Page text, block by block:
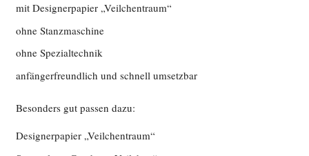
mit Designerpapier „Veilchentraum“
ohne Stanzmaschine
ohne Spezialtechnik
anfängerfreundlich und schnell umsetzbar
Besonders gut passen dazu:
Designerpapier „Veilchentraum“